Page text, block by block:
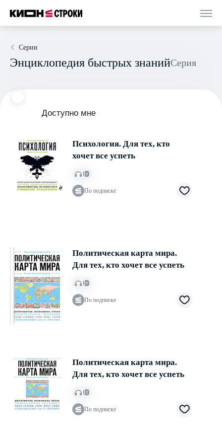
Серии
Энциклопедия быстрых знаний Серия
Доступно мне
Психология. Для тех, кто
хочет все успеть
По подписке
Политическая карта мира.
Для тех, кто хочет все успеть
По подписке
Политическая карта мира.
Для тех, кто хочет все успеть
По подписке